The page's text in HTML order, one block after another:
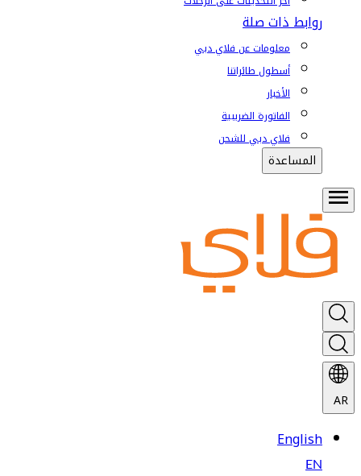
روابط ذات صلة
معلومات عن فلاي دبي
أسطول طائراتنا
الأخبار
الفاتورة الضريبية
فلاي دبي للشحن
المساعدة
AR
English
EN